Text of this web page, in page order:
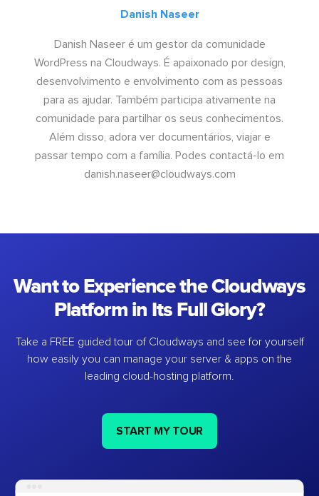
Danish Naseer
Danish Naseer é um gestor da comunidade
WordPress na Cloudways. É apaixonado por design,
desenvolvimento e envolvimento com as pessoas
para as ajudar. Também participa ativamente na
comunidade para partilhar os seus conhecimentos.
Além disso, adora ver documentários, viajar e
passar tempo com a família. Podes contactá-lo em
danish.naseer@cloudways.com
Want to Experience the Cloudways
Platform in Its Full Glory?
Take a FREE guided tour of Cloudways and see for yourself
how easily you can manage your server & apps on the
leading cloud-hosting platform.
START MY TOUR